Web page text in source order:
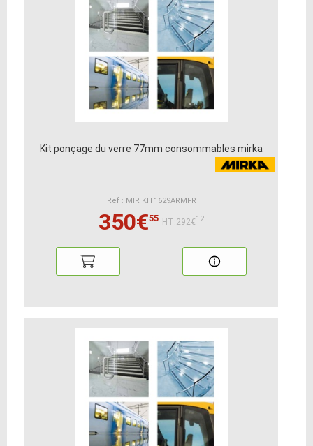
Kit ponçage du verre 77mm consommables mirka
Ref : MIR KIT1629ARMFR
350€55 HT:292€12